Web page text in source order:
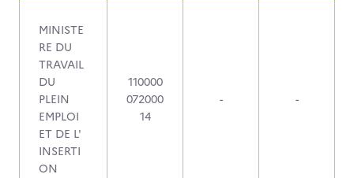
MINISTE
RE DU
TRAVAIL
DU
PLEIN
EMPLOI
ET DE L'
INSERTI
ON
110000
072000
14
- -